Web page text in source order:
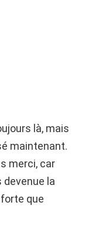
là, mais
maintenant.
merci, car
la
que